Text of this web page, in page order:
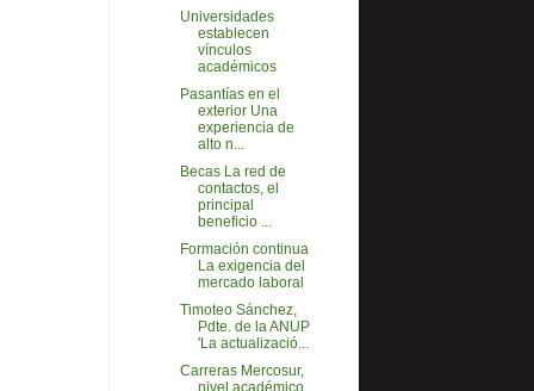
Universidades
establecen
vínculos
académicos
Pasantías en el
exterior Una
experiencia de
alto n...
Becas La red de
contactos, el
principal
beneficio ...
Formación continua
La exigencia del
mercado laboral
Timoteo Sánchez,
Pdte. de la ANUP
'La actualizació...
Carreras Mercosur,
nivel académico